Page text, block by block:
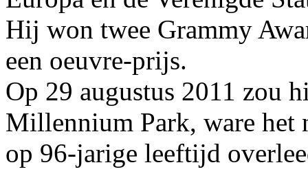
Hij won twee Grammy
een oeuvre-prijs.
Op 29 augustus 2011 zou
Millennium Park, ware het
op 96-jarige leeftijd